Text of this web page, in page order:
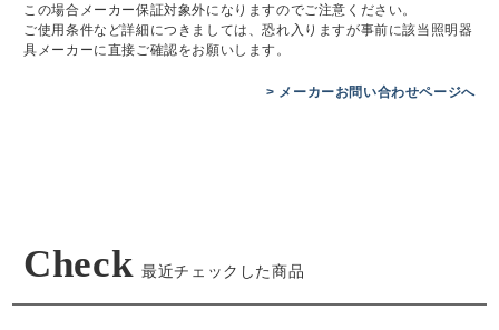
この場合メーカー保証対象外になりますのでご注意ください。
ご使用条件など詳細につきましては、恐れ入りますが事前に該当照明器
具メーカーに直接ご確認をお願いします。
> メーカーお問い合わせページへ
Check 最近チェックした商品